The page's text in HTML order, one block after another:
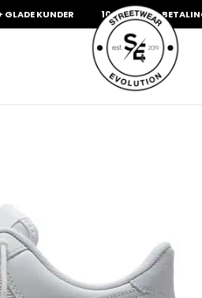
KUNDER 100% SIKKER BETALING